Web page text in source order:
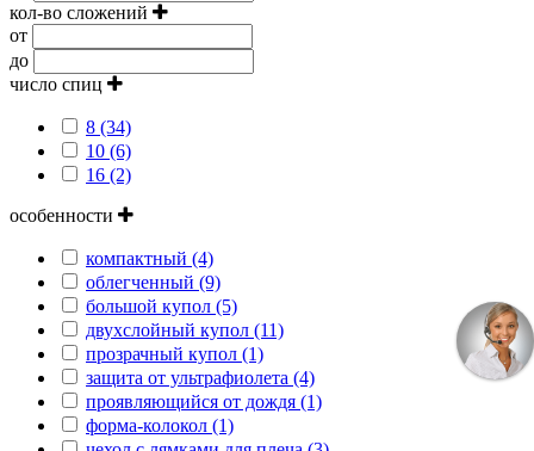
кол-во сложений
от
до
число спиц
8 (34)
10 (6)
16 (2)
особенности
компактный (4)
облегченный (9)
большой купол (5)
двухслойный купол (11)
прозрачный купол (1)
защита от ультрафиолета (4)
проявляющийся от дождя (1)
форма-колокол (1)